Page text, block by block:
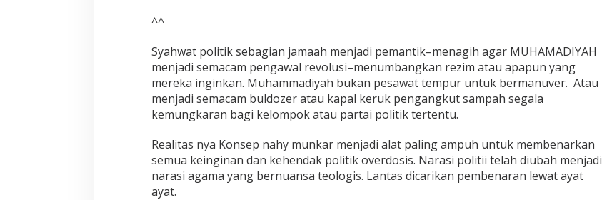
u
n
k
a
r
^^
Syahwat politik sebagian jamaah menjadi pemantik–menagih agar MUHAMADIYAH
menjadi semacam pengawal revolusi–menumbangkan rezim atau apapun yang
mereka inginkan. Muhammadiyah bukan pesawat tempur untuk bermanuver. Atau
menjadi semacam buldozer atau kapal keruk pengangkut sampah segala
kemungkaran bagi kelompok atau partai politik tertentu.
Realitas nya Konsep nahy munkar menjadi alat paling ampuh untuk membenarkan
semua keinginan dan kehendak politik overdosis. Narasi politii telah diubah menjadi
narasi agama yang bernuansa teologis. Lantas dicarikan pembenaran lewat ayat
ayat.